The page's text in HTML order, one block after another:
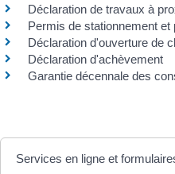
Déclaration de travaux à
Permis de stationnement
Déclaration d'ouverture de
Déclaration d'achèvement
Garantie décennale des
Services en ligne et